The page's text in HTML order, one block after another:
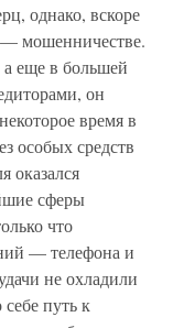
однако, вскоре
— мошенничестве.
а еще в большей
он
время в
особых средств
оказался
сферы
что
— телефона и
не охладили
путь к